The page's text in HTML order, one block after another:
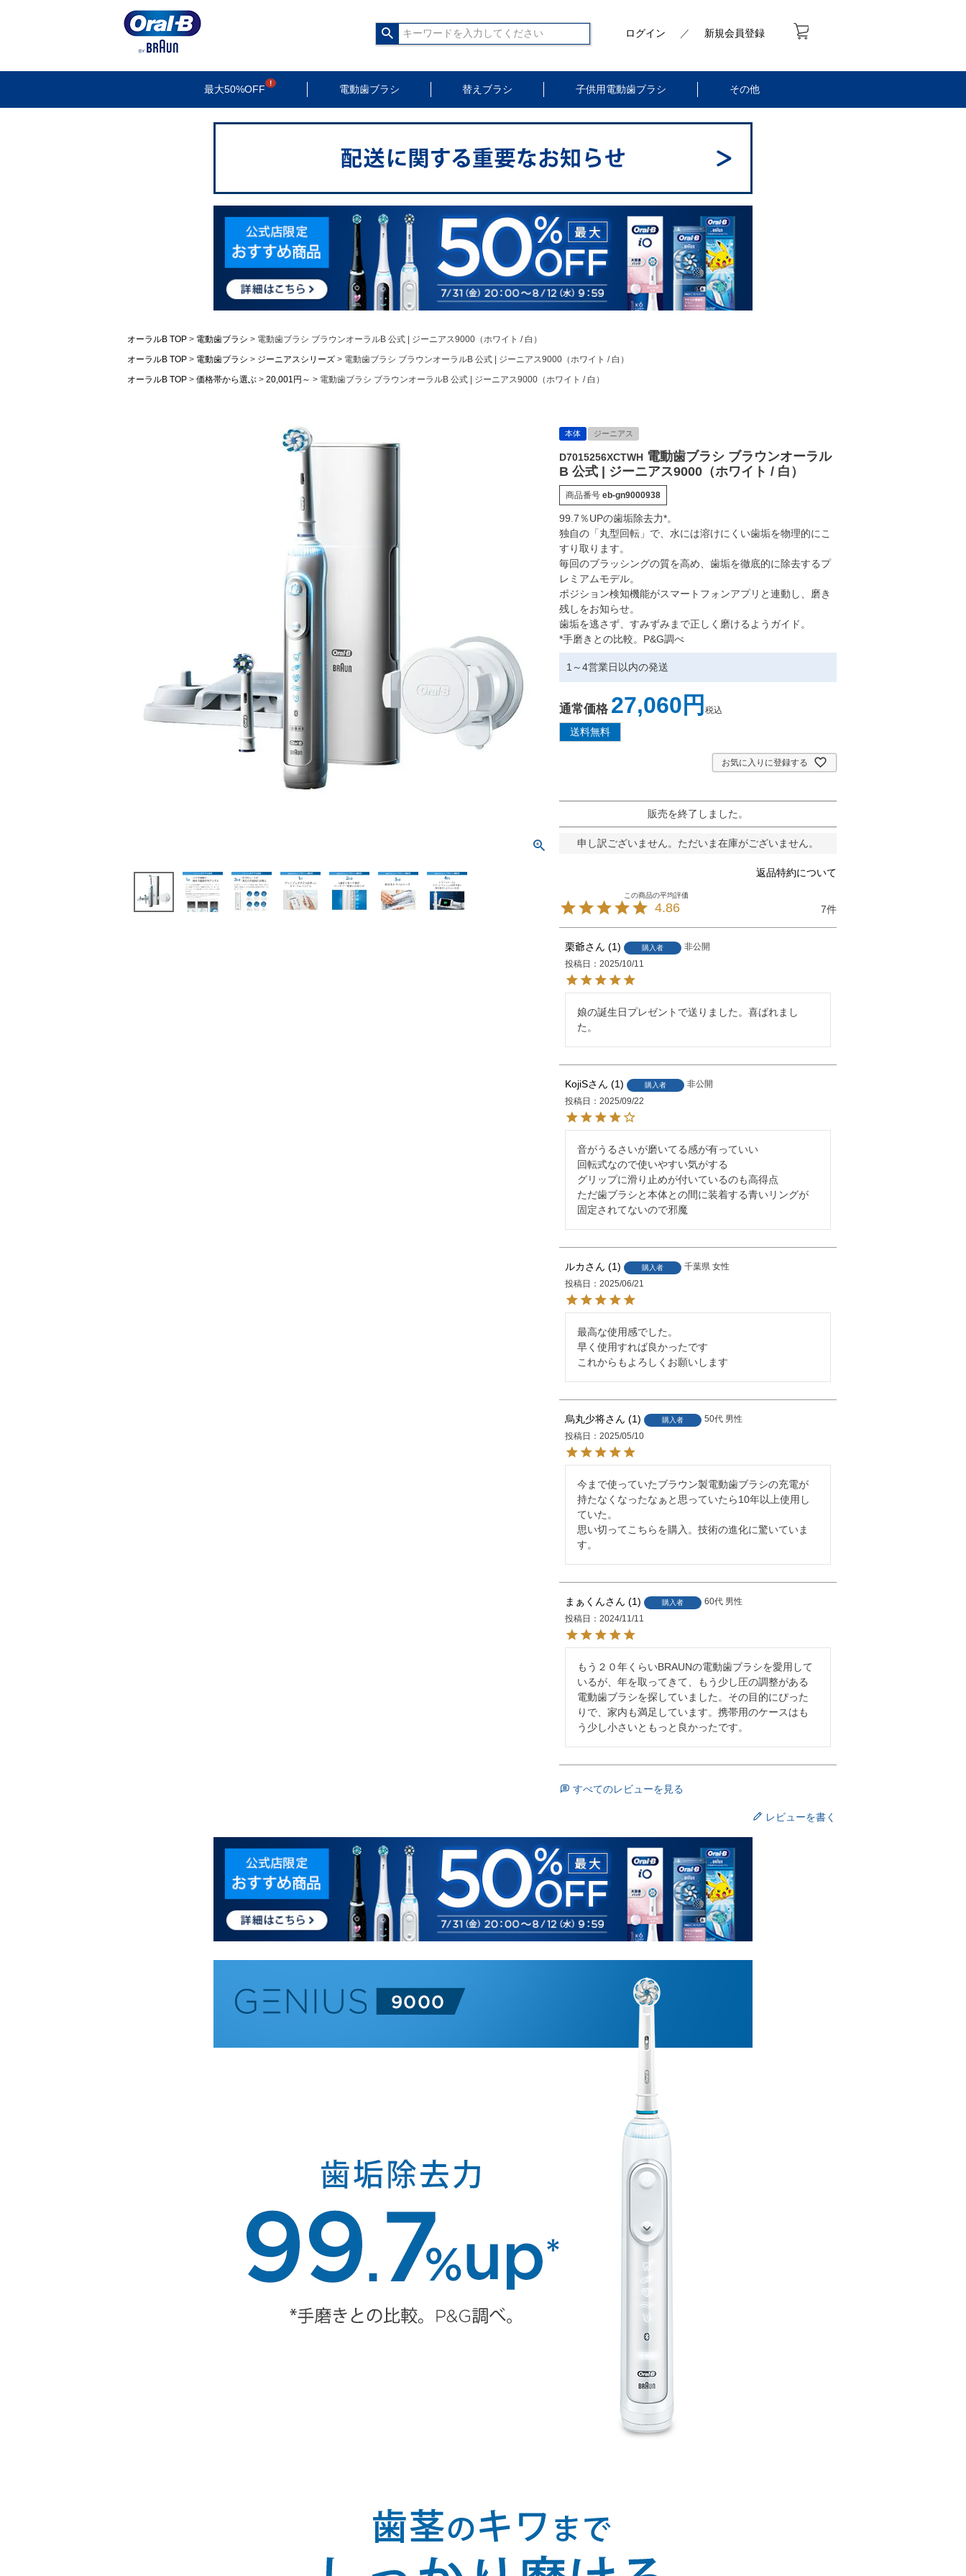
ログイン ／ 新規会員登録
最大50%OFF 電動歯ブラシ 替えブラシ 子供用電動歯ブラシ その他
オーラルB TOP 電動歯ブラシ
電動歯ブラシ ブラウンオーラルB 公式 | ジーニアス9000（ホワイト / 白）
オーラルB TOP
電動歯ブラシ ジーニアスシリーズ
電動歯ブラシ ブラウンオーラルB 公式 | ジーニアス9000（ホワイト / 白）
オーラルB TOP
価格帯から選ぶ 20,001円～ 電動歯ブラシ ブラウンオーラルB 公式 | ジーニアス9000（ホワイト / 白）
本体 ジーニアス
D7015256XCTWH 電動歯ブラシ ブラウンオーラル
B 公式 | ジーニアス9000（ホワイト / 白）
商品番号 eb-gn9000938
99.7％UPの歯垢除去力*。
独自の「丸型回転」で、水には溶けにくい歯垢を物理的にこ
すり取ります。
毎回のブラッシングの質を高め、歯垢を徹底的に除去するプ
レミアムモデル。
ポジション検知機能がスマートフォンアプリと連動し、磨き
残しをお知らせ。
歯垢を逃さず、すみずみまで正しく磨けるようガイド。
*手磨きとの比較。P&G調べ
1～4営業日以内の発送
通常価格 27,060 税込
お気に入りに登録する
販売を終了しました。
申し訳ございません。ただいま在庫がございません。
返品特約について
4.86 7
栗爺 1 購入者
非公開
投稿日
2025/10/11
娘の誕生日プレゼントで送りました。喜ばれまし
た。
KojiS 1 購入者
非公開
投稿日
2025/09/22
音がうるさいが磨いてる感が有っていい
回転式なので使いやすい気がする
グリップに滑り止めが付いているのも高得点
ただ歯ブラシと本体との間に装着する青いリングが
固定されてないので邪魔
ルカ 1 購入者 千葉県 女性
投稿日
2025/06/21
最高な使用感でした。
早く使用すれば良かったです
これからもよろしくお願いします
烏丸少将 1 購入者 50代 男性
投稿日
2025/05/10
今まで使っていたブラウン製電動歯ブラシの充電が
持たなくなったなぁと思っていたら10年以上使用し
ていた。
思い切ってこちらを購入。技術の進化に驚いていま
す。
まぁくん 1 購入者 60代 男性
投稿日
2024/11/11
もう２０年くらいBRAUNの電動歯ブラシを愛用して
いるが、年を取ってきて、もう少し圧の調整がある
電動歯ブラシを探していました。その目的にぴった
りで、家内も満足しています。携帯用のケースはも
う少し小さいともっと良かったです。
すべてのレビューを見る
レビューを書く